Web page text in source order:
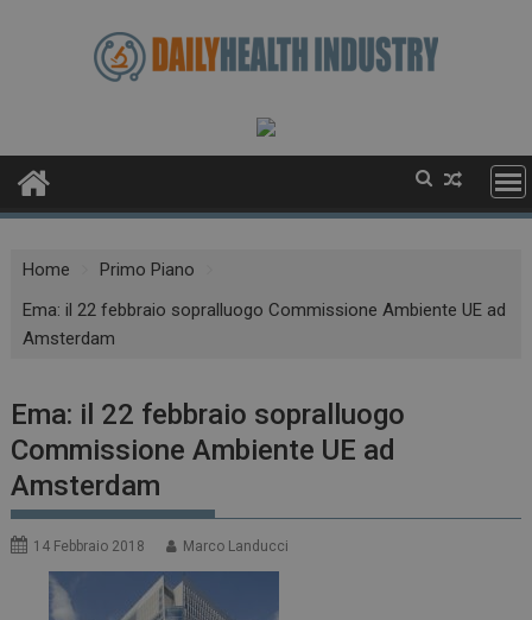
Home
Primo Piano
Ema: il 22 febbraio sopralluogo Commissione Ambiente UE ad
Amsterdam
Ema: il 22 febbraio sopralluogo
Commissione Ambiente UE ad
Amsterdam
14 Febbraio 2018 Marco Landucci